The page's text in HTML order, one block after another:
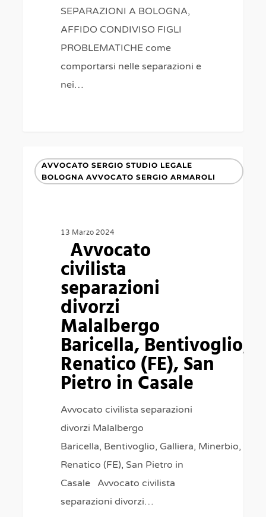
SEPARAZIONI A BOLOGNA,
AFFIDO CONDIVISO FIGLI
PROBLEMATICHE come
comportarsi nelle separazioni e
nei…
Avvocato
Malalbergo
Baricella, Bentivoglio, Galliera, Minerbio, Poggio
Renatico (FE), San
AVVOCATO SERGIO STUDIO LEGALE
BOLOGNA AVVOCATO SERGIO ARMAROLI
13 Marzo 2024
Avvocato
civilista
separazioni
divorzi
Malalbergo
Baricella, Bentivoglio,
Renatico (FE), San
Pietro in Casale
Avvocato civilista separazioni
divorzi Malalbergo
Baricella, Bentivoglio, Galliera, Minerbio,
Renatico (FE), San Pietro in
Casale Avvocato civilista
separazioni divorzi…